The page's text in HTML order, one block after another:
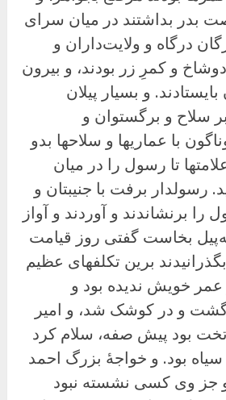
بدر بداشتند در میان سرای
درگاه و ولایت‌داران و
و کمرِ زر بودند، و بیرون
و بسیار پیلان
سلاح و برگستوان و
با عماریها و سلاحها بدو
تا رسول را در میان
رسولدار برفت با جنیبتان و
را برنشاندند و آوردند و آواز
بخاست گفتی روز قیامت
برین تکلفهای عظیم
خویش ندیده بود و
و در کوشک شد، و امیر
بود پیش صفه، سلام کرد
بود. و خواجهٔ بزرگ احمد
جز وی کسی نشسته نبود